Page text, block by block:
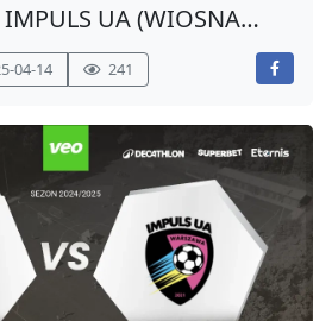
IMPULS UA (WIOSNA
04-14 241